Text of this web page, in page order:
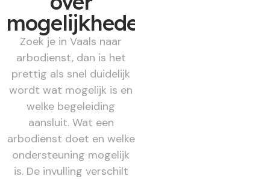
mogelijkheden
Zoek je in Vaals naar
arbodienst, dan is het
prettig als snel duidelijk
wordt wat mogelijk is en
welke begeleiding
aansluit. Wat een
arbodienst doet en welke
ondersteuning mogelijk
is. De invulling verschilt